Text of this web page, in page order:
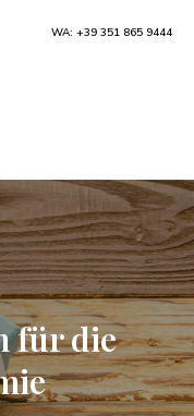
für die
WA: +39 351 865 9444